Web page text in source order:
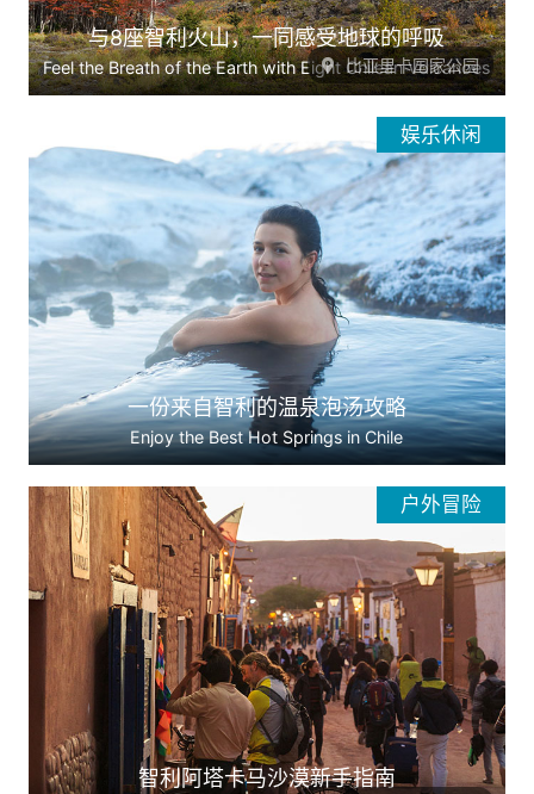
与8座智利火山，一同感受地球的呼吸
Feel the Breath of the Earth with Eight Chilean Volcanoes
比亚里卡国家公园
一份来自智利的温泉泡汤攻略
Enjoy the Best Hot Springs in Chile
娱乐休闲
智利阿塔卡马沙漠新手指南
户外冒险